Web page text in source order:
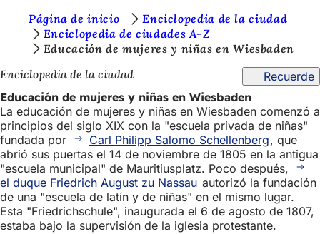
Saltar al contenido
t
á
s
a
q
u
í
:
Página de inicio
Enciclopedia de la ciudad
Enciclopedia de ciudades A-Z
Educación de mujeres y niñas en Wiesbaden
Enciclopedia de la ciudad
Recuerde
Educación de mujeres y niñas en Wiesbaden
La educación de mujeres y niñas en Wiesbaden comenzó a
principios del siglo XIX con la "escuela privada de niñas"
fundada por
Carl Philipp Salomo Schellenberg, que
abrió sus puertas el 14 de noviembre de 1805 en la antigua
"escuela municipal" de Mauritiusplatz. Poco después,
el duque Friedrich August zu Nassau autorizó la fundación
de una "escuela de latín y de niñas" en el mismo lugar.
Esta "Friedrichschule", inaugurada el 6 de agosto de 1807,
estaba bajo la supervisión de la iglesia protestante.